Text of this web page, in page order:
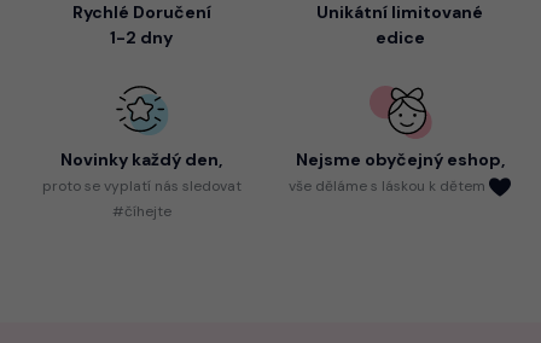
Rychlé Doručení
1-2 dny
Unikátní limitované
edice
Novinky každý den,
protose vyplatí nás sledovat
#číhejte
Nejsme obyčejný eshop,
vše děláme s láskou k dětem